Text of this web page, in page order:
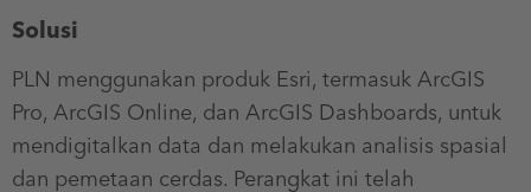
Solusi
PLN menggunakan produk Esri, termasuk ArcGIS
Pro, ArcGIS Online, dan ArcGIS Dashboards, untuk
mendigitalkan data dan melakukan analisis spasial
dan pemetaan cerdas. Perangkat ini telah